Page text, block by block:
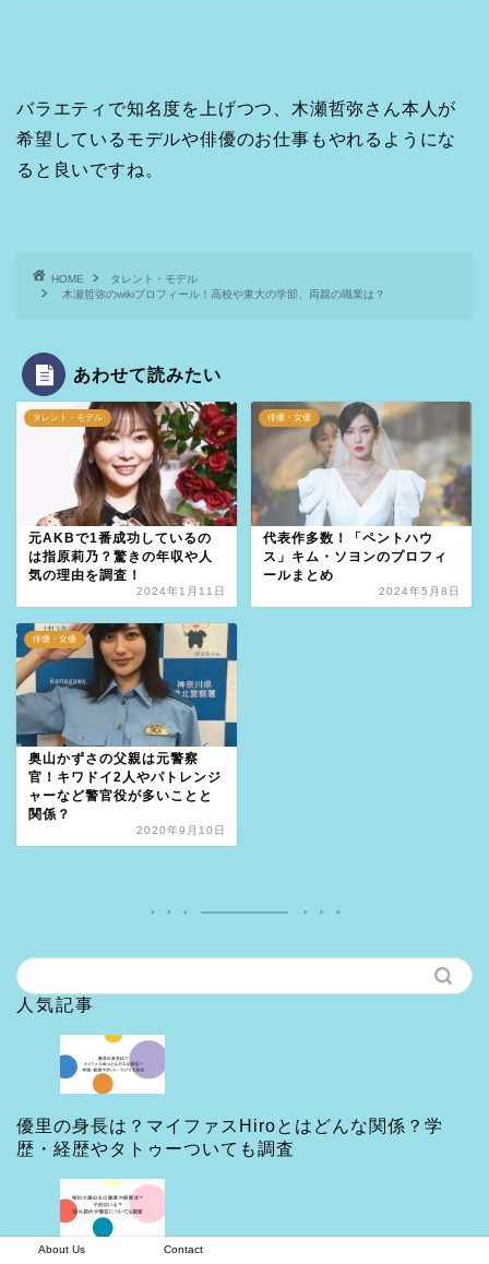
バラエティで知名度を上げつつ、木瀬哲弥さん本人が
希望しているモデルや俳優のお仕事もやれるようにな
ると良いですね。
HOME
タレント・モデル
木瀬哲弥のwikiプロフィール！高校や東大の学部、両親の職業は？
あわせて読みたい
タレント・モデル
元AKBで1番成功しているの
は指原莉乃？驚きの年収や人
気の理由を調査！
2024年1月11日
俳優・女優
代表作多数！「ペントハウ
ス」キム・ソヨンのプロフィ
ールまとめ
2024年5月8日
俳優・女優
奥山かずさの父親は元警察
官！キワドイ2人やパトレンジ
ャーなど警官役が多いことと
関係？
2020年9月10日
人気記事
優里の身長は？マイファスHiroとはどんな関係？学
歴・経歴やタトゥーついても調査
About Us Contact